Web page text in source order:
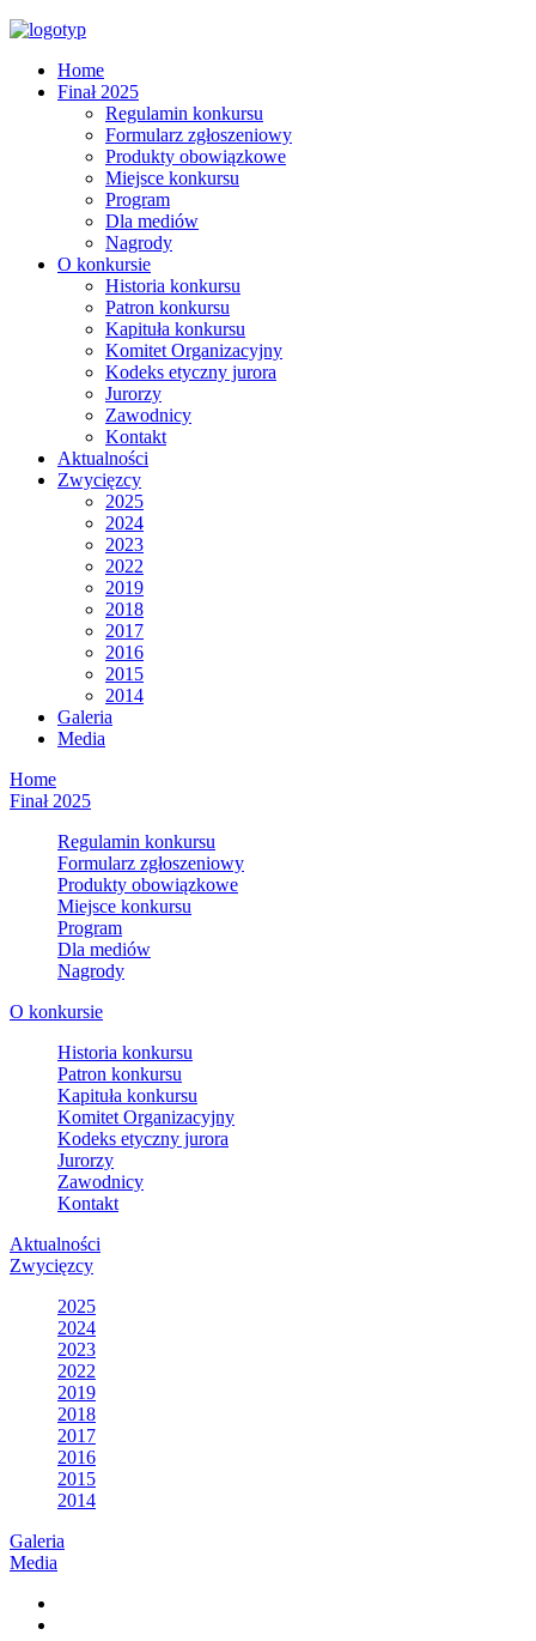
Home
Finał 2025
Regulamin konkursu
Formularz zgłoszeniowy
Produkty obowiązkowe
Miejsce konkursu
Program
Dla mediów
Nagrody
O konkursie
Historia konkursu
Patron konkursu
Kapituła konkursu
Komitet Organizacyjny
Kodeks etyczny jurora
Jurorzy
Zawodnicy
Kontakt
Aktualności
Zwycięzcy
2025
2024
2023
2022
2019
2018
2017
2016
2015
2014
Galeria
Media
Home
Finał 2025
Regulamin konkursu
Formularz zgłoszeniowy
Produkty obowiązkowe
Miejsce konkursu
Program
Dla mediów
Nagrody
O konkursie
Historia konkursu
Patron konkursu
Kapituła konkursu
Komitet Organizacyjny
Kodeks etyczny jurora
Jurorzy
Zawodnicy
Kontakt
Aktualności
Zwycięzcy
2025
2024
2023
2022
2019
2018
2017
2016
2015
2014
Galeria
Media